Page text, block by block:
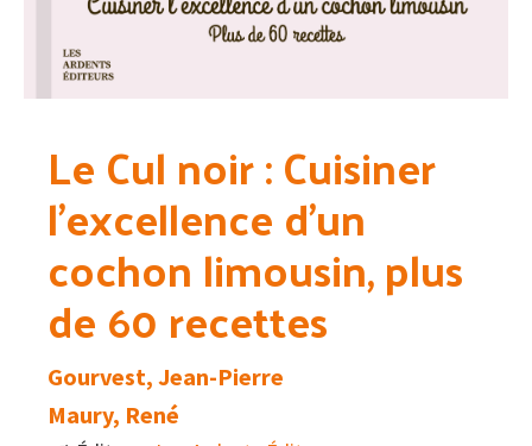
Le Cul noir : Cuisiner
l’excellence d’un
cochon limousin, plus
de 60 recettes
Gourvest, Jean-Pierre
Maury, René